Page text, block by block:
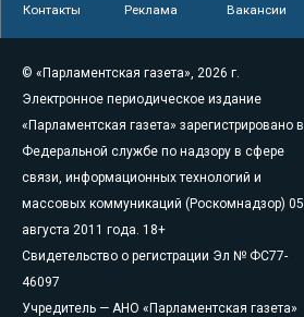
Контакты Реклама Вакансии
© «Парламентская газета», 2026 г.
Электронное периодическое издание
«Парламентская газета» зарегистрировано в
Федеральной службе по надзору в сфере
связи, информационных технологий и
массовых коммуникаций (Роскомнадзор) 05
августа 2011 года. 18+
Свидетельство о регистрации Эл № ФС77-
46097
Учредитель — АНО «Парламентская газета»